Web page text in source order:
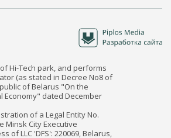
Hi-Tech park, and performs
(as stated in Decree No8 of
of Belarus "On the
Economy" dated December
of a Legal Entity No.
Minsk City Executive
of LLC 'DFS': 220069, Belarus,